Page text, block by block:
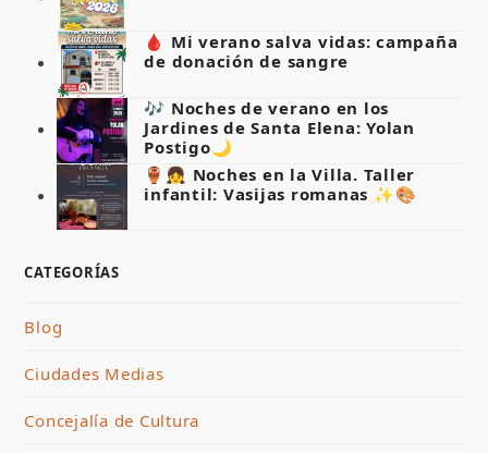
🩸 Mi verano salva vidas: campaña
de donación de sangre
🎶 Noches de verano en los
Jardines de Santa Elena: Yolan
Postigo🌙
🏺👧 Noches en la Villa. Taller
infantil: Vasijas romanas ✨🎨
CATEGORÍAS
Blog
Ciudades Medias
Concejalía de Cultura